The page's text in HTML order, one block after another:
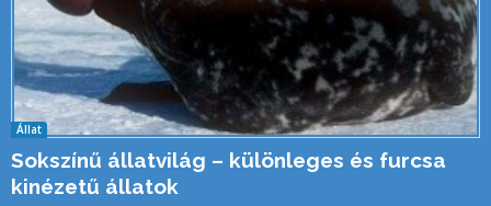
Állat
Sokszínű állatvilág – különleges és furcsa
kinézetű állatok